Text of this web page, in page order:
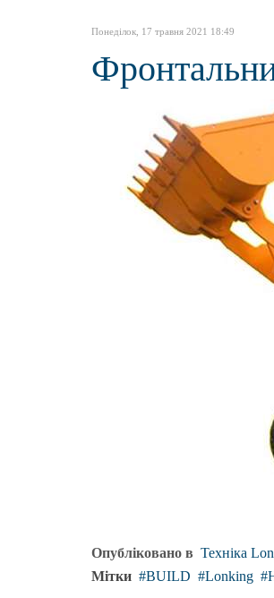
Понеділок, 17 травня 2021 18:49
Опубліковано в Техніка
Мітки
BUILD Lonking